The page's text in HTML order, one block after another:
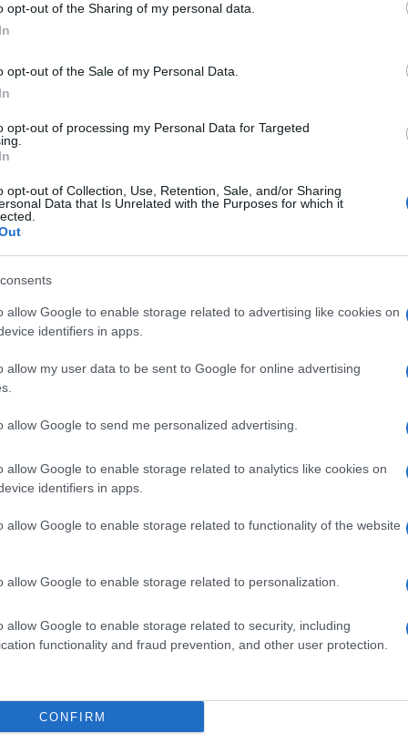
opt-out of the Sharing of my personal data.
opt-out of the Sale of my Personal Data.
opt-out of processing my Personal Data for Targeted
opt-out of Collection, Use, Retention, Sale, and/or Sharing
Data that Is Unrelated with the Purposes for which it
allow Google to enable storage related to advertising like cookies on
identifiers in apps.
allow my user data to be sent to Google for online advertising
allow Google to send me personalized advertising.
allow Google to enable storage related to analytics like cookies on
identifiers in apps.
allow Google to enable storage related to functionality of the website
allow Google to enable storage related to personalization.
allow Google to enable storage related to security, including
functionality and fraud prevention, and other user protection.
CONFIRM
Salvini Raggi: la
ricevuta nell’ufficio
a
da affrontare nel dossier Capitale, ci sono i
piena”, ela sicurezza,“uno dei temi più
spropositato di personale delle forze dell’ordine
a prescindere dalle lettere delle corti. E’ una Corte
al alcune sentenze e una manciata di minuti per
europea di Strasburgo a bloccare il ripristino della
ministro Trenta: la Procura
del campo nomadi, Camping River fatta
— In fiamme il ristorante ‘Al Contadino””]